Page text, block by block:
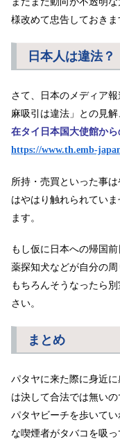
様改めて忠告しておきま
日本人は違法？
さて、日本のメディア
麻吸引は違法」との見
在タイ日本国大使館か
https://www.th.emb-
所持・売買といった事
はやはり触れられてい
ます。
もし仮に日本への帰国
薬探知犬などが自分の周
もちろんそうなったら
さい。
まとめ
パタヤに来た際に身近
は決して合法では無いの
パタヤビーチを歩いて
な喫煙者がタバコを吸